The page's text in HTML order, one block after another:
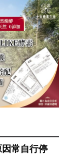
常自行停